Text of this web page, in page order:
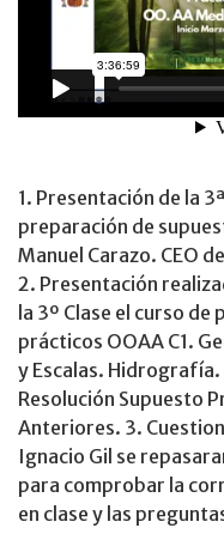
1. Presentación de la
preparación de
Manuel Carazo. CEO
2. Presentación
la 3º Clase el curso
prácticos OOAA C1.
y Escalas.
Resolución Supuesto
Anteriores. 3.
Ignacio Gil se
para comprobar la
en clase y las